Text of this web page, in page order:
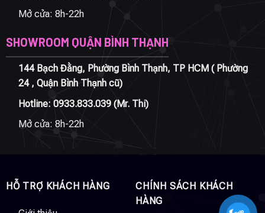
Mở cửa: 8h-22h
SHOWROOM QUẬN BÌNH THẠNH
144 Bạch Đằng, Phường Bình Thạnh, TP HCM ( Phường
24 , Quận Bình Thạnh cũ)
Hotline: 0933.833.039(Mr. Thi)
Mở cửa: 8h-22h
HỖ TRỢ KHÁCH HÀNG
CHÍNH SÁCH KHÁCH
HÀNG